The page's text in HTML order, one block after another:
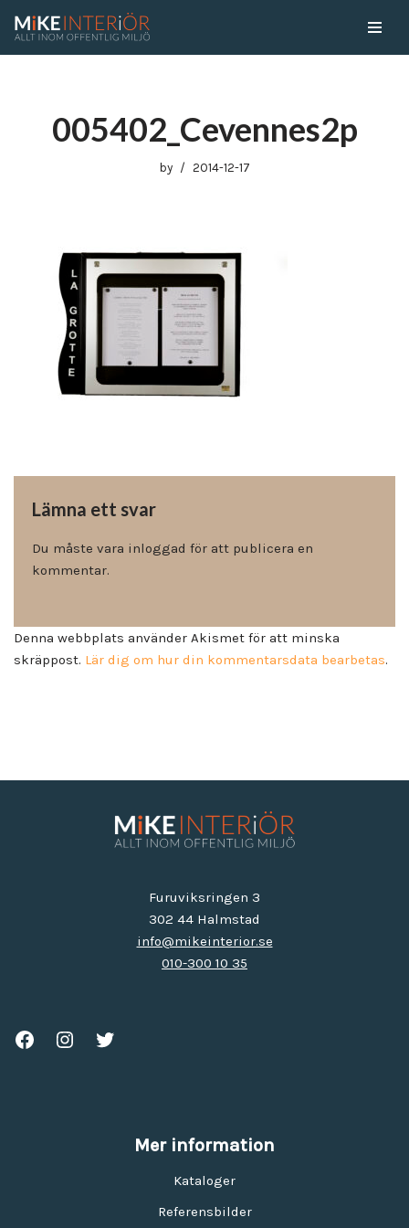
005402_Cevennes2p
by 2014-12-17
Lämna ett svar
Du måste vara inloggad för att publicera en
kommentar.
Denna webbplats använder Akismet för att minska
skräppost. Lär dig om hur din kommentarsdata bearbetas.
Furuviksringen 3
302 44 Halmstad
info@mikeinterior.se
010-300 10 35
Mer information
Kataloger
Referensbilder